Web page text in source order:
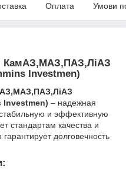
Оплата Умови
КамАЗ,МАЗ,ПАЗ,ЛіАЗ
Investmen)
Investmen) – надежная
и эффективную
стандартам качества и
долговечность